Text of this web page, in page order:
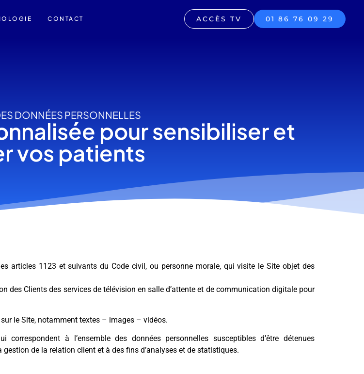
CONTACT 01 86 76 09 29
ACCÈS TV
DONNÉES PERSONNELLES
pour sensibiliser et
vos patients
articles 1123 et suivants du Code civil, ou personne morale, qui visite le Site objet des
des Clients des services de télévision en salle d’attente et de communication digitale pour
le Site, notamment textes – images – vidéos.
à l’ensemble des données personnelles susceptibles d’être détenues
de la relation client et à des fins d’analyses et de statistiques.